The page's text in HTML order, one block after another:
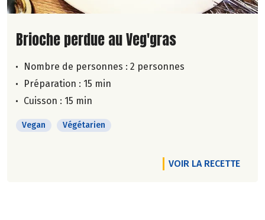
Lire la suite de la recette
Brioche perdue au Veg'gras
Nombre de personnes : 2 personnes
Préparation : 15 min
Cuisson : 15 min
Vegan Végétarien
VOIR LA RECETTE